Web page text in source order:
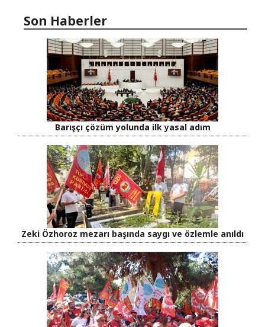
Son Haberler
Barışçı çözüm yolunda ilk yasal adım
Zeki Özhoroz mezarı başında saygı ve özlemle anıldı